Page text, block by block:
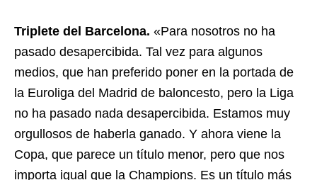
Triplete del Barcelona. «Para nosotros no ha
pasado desapercibida. Tal vez para algunos
medios, que han preferido poner en la portada de
la Euroliga del Madrid de baloncesto, pero la Liga
no ha pasado nada desapercibida. Estamos muy
orgullosos de haberla ganado. Y ahora viene la
Copa, que parece un título menor, pero que nos
importa igual que la Champions. Es un título más